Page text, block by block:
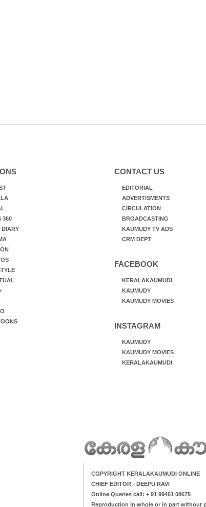
360
DIARY
CONTACT US
EDITORIAL
ADVERTISMENTS
CIRCULATION
BROADCASTING
KAUMUDY TV ADS
CRM DEPT
FACEBOOK
KERALAKAUMUDI
KAUMUDY
KAUMUDY MOVIES
INSTAGRAM
KAUMUDY
KAUMUDY MOVIES
KERALAKAUMUDI
COPYRIGHT KERALAKAUMUDI ONLINE
CHIEF EDITOR - DEEPU RAVI
Online Queries call: + 91 99461 08675
Reproduction in whole or in part without